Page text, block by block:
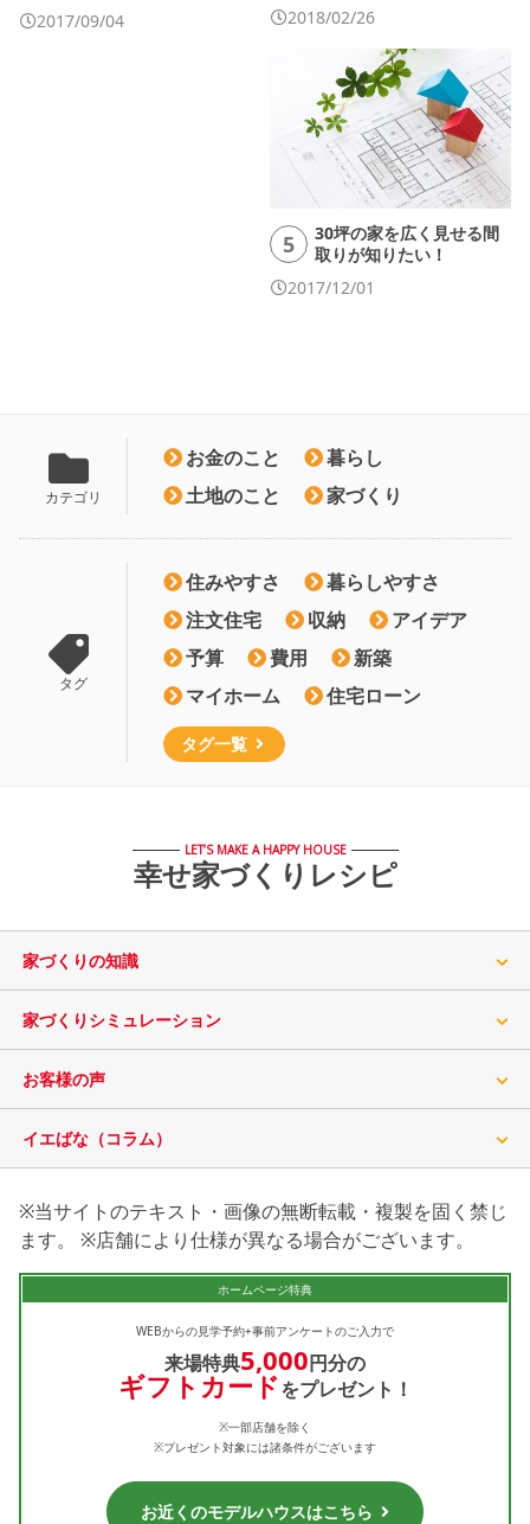
2017/09/04
2018/02/26
5
30坪の家を広く見せる間
取りが知りたい！
2017/12/01
カテゴリ
お金のこと
暮らし
土地のこと
家づくり
タグ
住みやすさ
暮らしやすさ
注文住宅
収納
アイデア
予算
費用
新築
マイホーム
住宅ローン
タグ一覧
LET’S MAKE A HAPPY HOUSE
幸せ家づくりレシピ
家づくりの知識
家づくりシミュレーション
お客様の声
イエばな（コラム）
※当サイトのテキスト・画像の無断転載・複製を固く禁じ
ます。 ※店舗により仕様が異なる場合がございます。
ホームページ特典
WEBからの見学予約+事前アンケートのご入力で
来場特典5,000円分の
ギフトカードをプレゼント！
※一部店舗を除く
※プレゼント対象には諸条件がございます
お近くのモデルハウスはこちら